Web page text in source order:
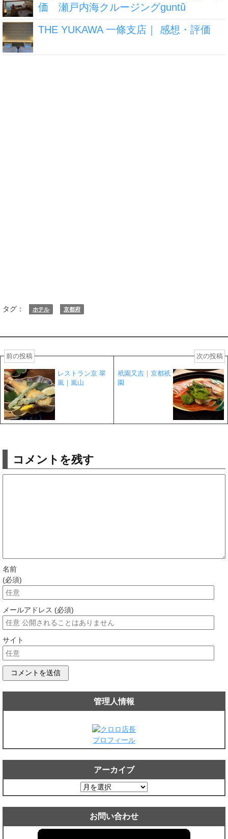
価 瀬戸内海クルージングguntû
THE YUKAWA 一條支店｜ 感想・評価
タグ： ホテル 京都府
前の投稿
レストラン京 翠
嵐｜嵐山
次の投稿
祇園又吉｜京都祇
園
コメントを残す
名前
(必須)
メールアドレス (必須)
サイト
管理人情報
プロフィール
アーカイブ
ア
ー
カ
ブ
お問い合わせ